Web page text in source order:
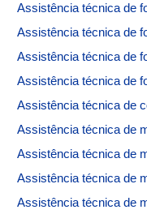
Assistência técnica de
Assistência técnica de
Assistência técnica de
Assistência técnica de
Assistência técnica de
Assistência técnica de
Assistência técnica de
Assistência técnica de
Assistência técnica de